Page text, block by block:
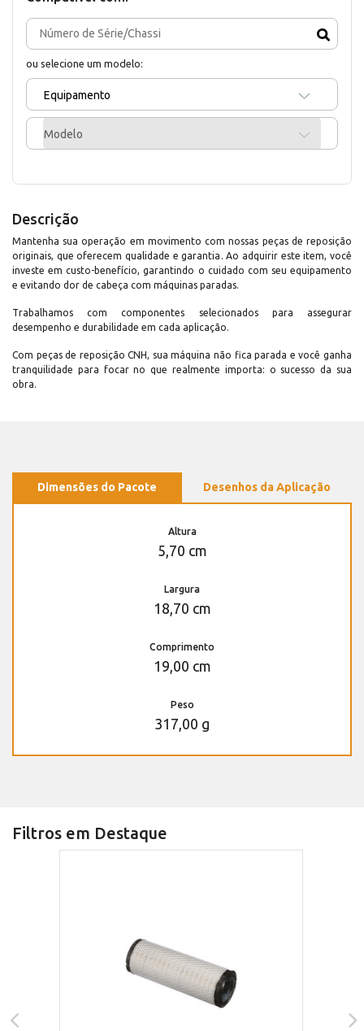
ou selecione um modelo:
Equipamento
Modelo
Descrição
Mantenha sua operação em movimento com nossas peças de reposição
originais, que oferecem qualidade e garantia. Ao adquirir este item, você
investe em custo-benefício, garantindo o cuidado com seu equipamento
e evitando dor de cabeça com máquinas paradas.
Trabalhamos com componentes selecionados para assegurar
desempenho e durabilidade em cada aplicação.
Com peças de reposição CNH, sua máquina não fica parada e você ganha
tranquilidade para focar no que realmente importa: o sucesso da sua
obra.
Dimensões do Pacote Desenhos da Aplicação
Altura
5,70 cm
Largura
18,70 cm
Comprimento
19,00 cm
Peso
317,00 g
Filtros em Destaque